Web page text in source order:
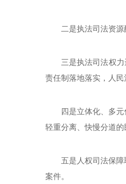
二是执法司法资
三是执法司法权
责任制落地落实，人民
四是立体化、多
轻重分离、快慢分道的
五是人权司法保
案件。